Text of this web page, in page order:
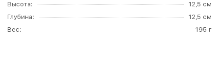
Высота
12,5 см
Глубина
12,5 см
Вес
195 г